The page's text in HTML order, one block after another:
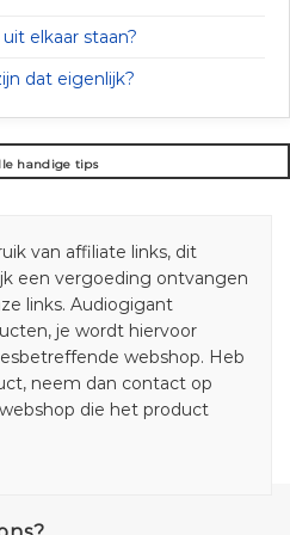
elkaar staan?
dat eigenlijk?
handige tips
van affiliate links, dit
een vergoeding ontvangen
links. Audiogigant
je wordt hiervoor
webshop. Heb
neem dan contact op
die het product